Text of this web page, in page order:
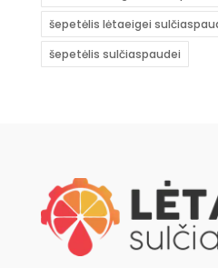
šepetėlis lėtaeigei
šepetėlis sulčiaspaudei